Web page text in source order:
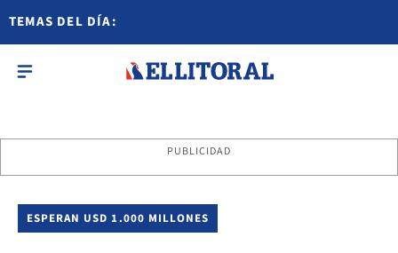
TEMAS DEL DÍA:
PUBLICIDAD
ESPERAN USD 1.000 MILLONES